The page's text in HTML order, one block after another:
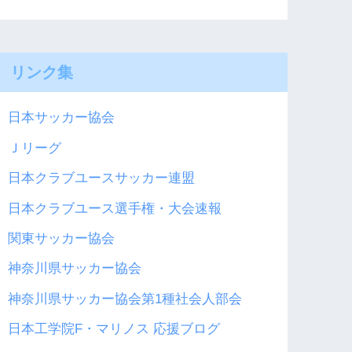
リンク集
日本サッカー協会
Ｊリーグ
日本クラブユースサッカー連盟
日本クラブユース選手権・大会速報
関東サッカー協会
神奈川県サッカー協会
神奈川県サッカー協会第1種社会人部会
日本工学院F・マリノス 応援ブログ